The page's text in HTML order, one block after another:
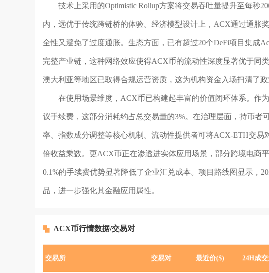
技术上采用的Optimistic Rollup方案将交易吞吐量提升至每秒
内，远优于传统跨链桥的体验。经济模型设计上，ACX通过通胀
全性又避免了过度通胀。生态方面，已有超过20个DeFi项目集成
完整产业链，这种网络效应使得ACX币的流动性深度显著优于同
澳大利亚等地区已取得合规运营资质，这为机构资金入场扫清了政
在使用场景维度，ACX币已构建起丰富的价值闭环体系。作
议手续费，这部分消耗约占总交易量的3%。在治理层面，持币者
率、指数成分调整等核心机制。流动性提供者可将ACX-ETH交易
倍收益乘数。更ACX币正在渗透进实体应用场景，部分跨境电商
0.1%的手续费优势显著降低了企业汇兑成本。项目路线图显示，
品，进一步强化其金融应用属性。
ACX币行情数据/交易对
交易所 交易对 最近价($) 24H成